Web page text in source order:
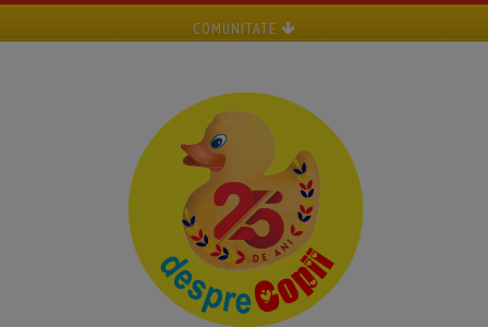
COMUNITATE